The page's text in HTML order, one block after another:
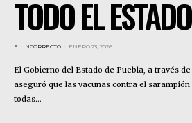
TODO EL ESTADO
EL INCORRECTO ENERO 23, 2026
El Gobierno del Estado de Puebla, a través
aseguró que las vacunas contra el
todas...